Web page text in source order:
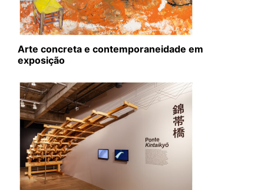
Arte concreta e contemporaneidade em
exposição